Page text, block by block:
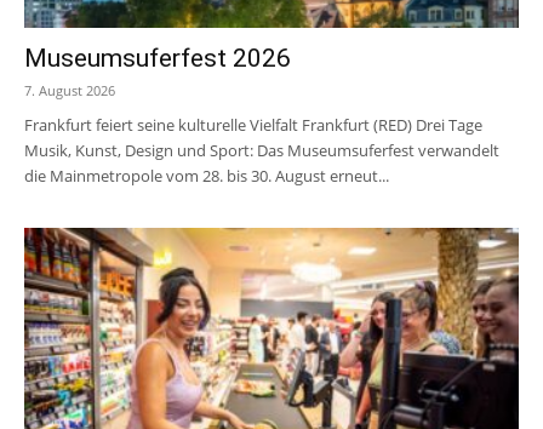
Museumsuferfest 2026
7. August 2026
Frankfurt feiert seine kulturelle Vielfalt Frankfurt (RED) Drei Tage
Musik, Kunst, Design und Sport: Das Museumsuferfest verwandelt
die Mainmetropole vom 28. bis 30. August erneut...